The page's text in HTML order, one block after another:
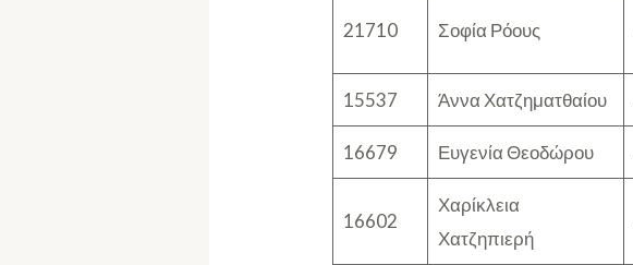
21710 Σοφία Ρόους
15537 Άννα Χατζηματθαίου
16679 Ευγενία Θεοδώρου
16602
Χαρίκλεια
Χατζηπιερή